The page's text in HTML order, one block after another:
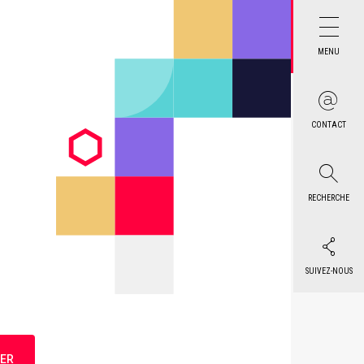
MENU
CONTACT
RECHERCHE
SUIVEZ-NOUS